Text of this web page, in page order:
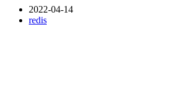
2022-04-14
redis